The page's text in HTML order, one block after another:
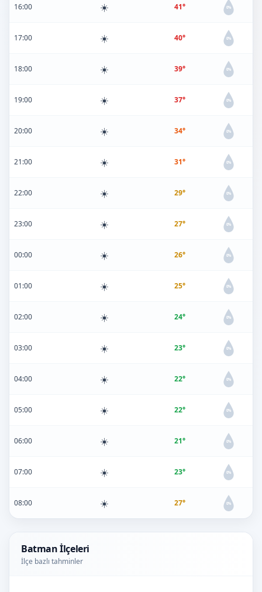
16:00 ☀️ 41° 0%
17:00 ☀️ 40° 0%
18:00 ☀️ 39° 0%
19:00 ☀️ 37° 0%
20:00 ☀️ 34° 0%
21:00 ☀️ 31° 0%
22:00 ☀️ 29° 0%
23:00 ☀️ 27° 0%
00:00 ☀️ 26° 0%
01:00 ☀️ 25° 0%
02:00 ☀️ 24° 0%
03:00 ☀️ 23° 0%
04:00 ☀️ 22° 0%
05:00 ☀️ 22° 0%
06:00 ☀️ 21° 0%
07:00 ☀️ 23° 0%
08:00 ☀️ 27° 0%
Batman İlçeleri
İlçe bazlı tahminler